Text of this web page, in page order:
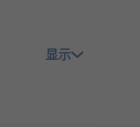
显示